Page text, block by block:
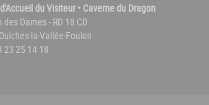
du Visiteur • Caverne du Dragon
des Dames - RD 18 CD
la-Vallée-Foulon
23 25 14 18